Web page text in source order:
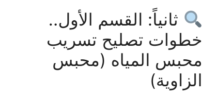
ثانياً: القسم الأول..
خطوات تصليح تسريب
محبس المياه (محبس
الزاوية)